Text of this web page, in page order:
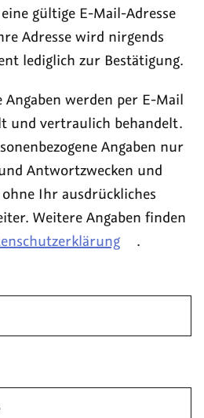
gültige E-Mail-Adresse
Adresse wird nirgends
lediglich zur Bestätigung.
Angaben werden per E-Mail
und vertraulich behandelt.
Angaben nur
Antwortzwecken und
Ihr ausdrückliches
Weitere Angaben finden
.